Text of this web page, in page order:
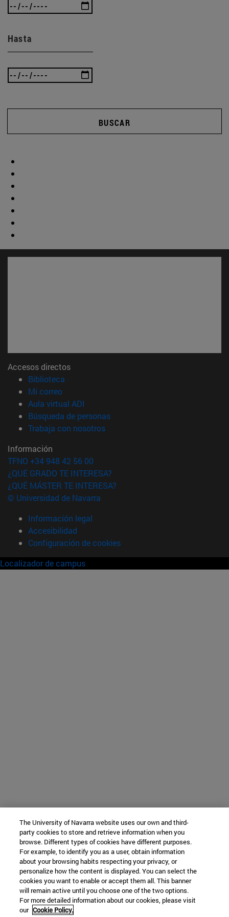
Hasta
BUSCAR
Accesos directos
Biblioteca
Mi correo(abre en nueva ventana)
Aula virtual ADI
Búsqueda de personas(abre en nueva ventana)
Trabaja con nosotros(abre en nueva ventana)
Información
TFNO +34 948 42 56 00
¿QUÉ GRADO TE INTERESA?
¿QUÉ MÁSTER TE INTERESA?
© Universidad de Navarra
Información legal
Accesibilidad
Configuración de cookies
Localizador de campus
The University of Navarra website uses our own and third-
party cookies to store and retrieve information when you
browse. Different types of cookies have different purposes.
For example, to identify you as a user, obtain information
about your browsing habits respecting your privacy, or
personalize how the content is displayed. You can select the
cookies you want to enable or accept them all. This banner
will remain active until you choose one of the two options.
For more detailed information about our cookies, please visit
our Cookie Policy.